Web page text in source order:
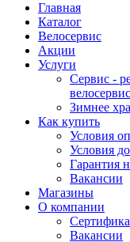
Главная
Каталог
Велосервис
Акции
Услуги
Сервис -
велосервис
Зимнее
Как купить
Условия
Условия
Гарантия
Вакансии
Магазины
О компании
Вакансии